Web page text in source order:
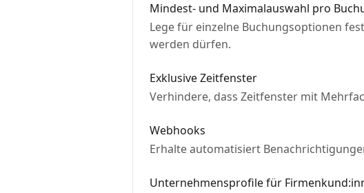
Mindest- und Maximalauswahl pro
Lege für einzelne Buchungsoptionen
werden dürfen.
Exklusive Zeitfenster
Verhindere, dass Zeitfenster mit
Webhooks
Erhalte automatisiert
Unternehmensprofile für